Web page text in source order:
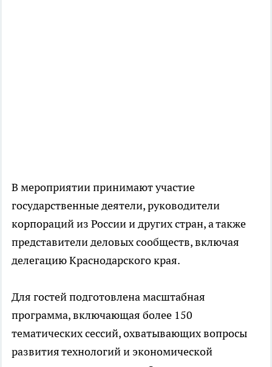
В мероприятии принимают участие
государственные деятели, руководители
корпораций из России и других стран, а также
представители деловых сообществ, включая
делегацию Краснодарского края.
Для гостей подготовлена масштабная
программа, включающая более 150
тематических сессий, охватывающих вопросы
развития технологий и экономической